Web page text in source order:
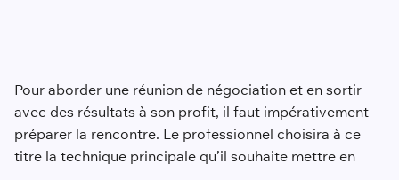
Pour aborder une réunion de négociation et en sortir
avec des résultats à son profit, il faut impérativement
préparer la rencontre. Le professionnel choisira à ce
titre la technique principale qu’il souhaite mettre en